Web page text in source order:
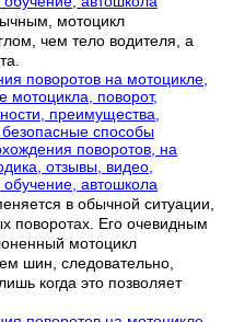
мотоцикл
чем тело водителя, а
в обычной ситуации,
поворотах. Его очевидным
мотоцикл
шин, следовательно,
когда это позволяет